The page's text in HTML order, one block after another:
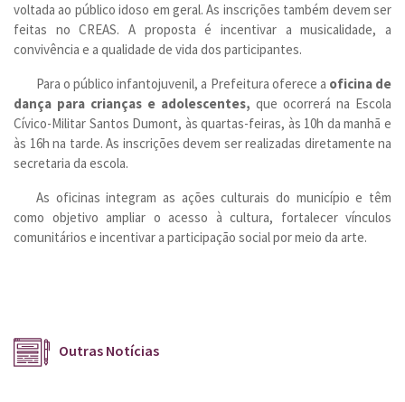
voltada ao público idoso em geral. As inscrições também devem ser
feitas no CREAS. A proposta é incentivar a musicalidade, a
convivência e a qualidade de vida dos participantes.
Para o público infantojuvenil, a Prefeitura oferece a oficina de
dança para crianças e adolescentes, que ocorrerá na Escola
Cívico-Militar Santos Dumont, às quartas-feiras, às 10h da manhã e
às 16h na tarde. As inscrições devem ser realizadas diretamente na
secretaria da escola.
As oficinas integram as ações culturais do município e têm
como objetivo ampliar o acesso à cultura, fortalecer vínculos
comunitários e incentivar a participação social por meio da arte.
Outras Notícias